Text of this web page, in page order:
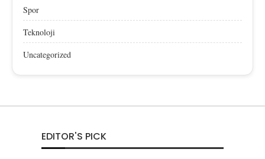
Spor
Teknoloji
Uncategorized
EDITOR'S PICK